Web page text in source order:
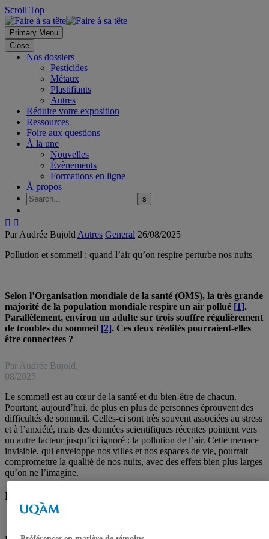
Scroll Top
Primary Menu
Close
Nos dossiers
Pesticides
Métaux
Plastifiants
Autres
Réduire votre exposition
Ressources
Foire aux questions
À la une
Nouvelles
Évènements
Formations en ligne
À propos
 
Par Audrée Bujold Autres General 26/08/2025
Pollution et sommeil : quand l’air qu’on respire perturbe nos nuits
Selon l’Organisation mondiale de la santé (OMS), la très grande
majorité de la population mondiale respire un air pollué [1].
Parallèlement, environ un adulte sur trois souffre régulièrement
de troubles du sommeil [2]. Ces deux réalités pourraient-elles
être connectées ?
Par Audrée Bujold,
08/2025
Le sommeil est au cœur de la santé et du bien-être de chacun.
Pourtant, aujourd’hui, de plus en plus de personnes éprouvent des
difficultés de sommeil. Celles-ci sont très souvent associées au stress
et à l’anxiété, mais des données scientifiques récentes pointent vers
un autre facteur jusqu’ici ignoré : la pollution de l’air. Cette menace
invisible, qui enveloppe nos villes et nos espaces de vie, pourrait
compromettre la qualité de nos nuits, avec des effets bien plus larges
qu’on ne l’imagine.
Respirer, c’est aussi une question de santé